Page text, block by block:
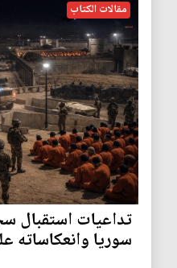
مقالات الكتاب
تداعيات استقبال
سوريا وانعكاساته